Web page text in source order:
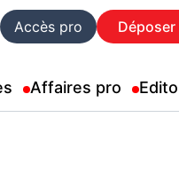
Accès pro Déposer
Affaires pro Edito